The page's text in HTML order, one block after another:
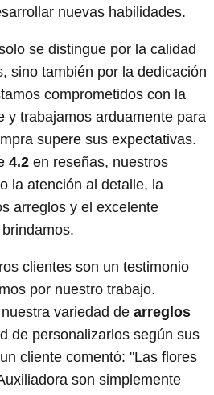
nuevas habilidades.
se distingue por la calidad
sino también por la dedicación
comprometidos con la
y trabajamos arduamente para
supere sus expectativas.
4.2 en reseñas, nuestros
la atención al detalle, la
arreglos y el excelente
clientes son un testimonio
por nuestro trabajo.
variedad de arreglos
de personalizarlos según sus
cliente comentó: "Las flores
son simplemente